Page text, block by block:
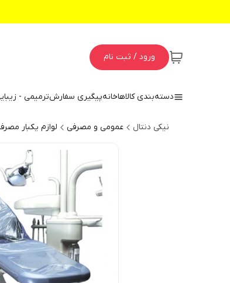
ورود / ثبت نام
دسته‌بندی کالاهاخانهپیگیری سفارشترمیمی -
نیکی دنتال عمومی و مصرفی لوازم یکبار